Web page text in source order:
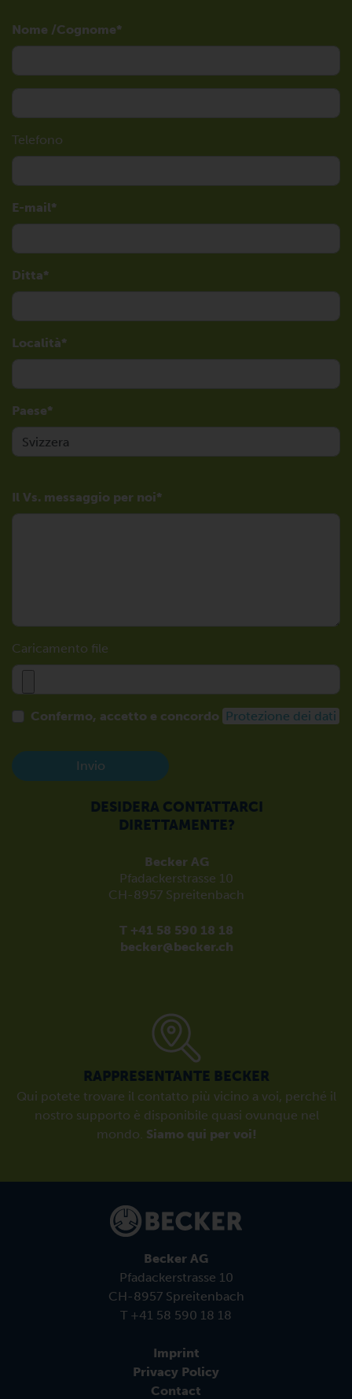
Nome /Cognome
Telefono
E-mail
Ditta
Località
Paese
Il Vs. messaggio per noi
Caricamento file
Confermo, accetto e concordo Protezione dei dati
Invio
DESIDERA CONTATTARCI
DIRETTAMENTE?
Becker AG
Pfadackerstrasse 10
CH-8957 Spreitenbach
T +41 58 590 18 18
becker@becker.ch
RAPPRESENTANTE BECKER
Qui potete trovare il contatto più vicino a voi, perché il
nostro supporto è disponibile quasi ovunque nel
mondo. Siamo qui per voi!
Becker AG
Pfadackerstrasse 10
CH-8957 Spreitenbach
T +41 58 590 18 18
Imprint
Privacy Policy
Contact